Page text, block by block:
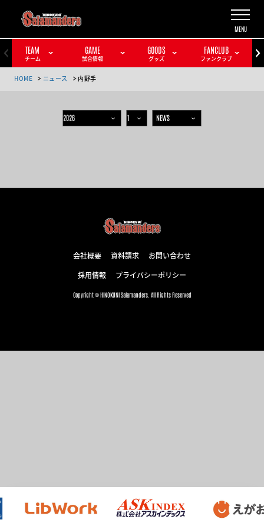
TEAM
チーム
GAME
試合情報
GOODS
グッズ
FANCLUB
ファンクラブ
HOME ニュース 内野手
会社概要 資料請求 お問い合わせ
採用情報 プライバシーポリシー
Copyright © HINOKUNI Salamanders. All Rights Reserved